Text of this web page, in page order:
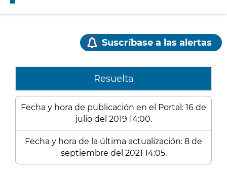
Suscríbase a las alertas
Resuelta
Fecha y hora de publicación en el Portal: 16 de
julio del 2019 14:00.
Fecha y hora de la última actualización: 8 de
septiembre del 2021 14:05.